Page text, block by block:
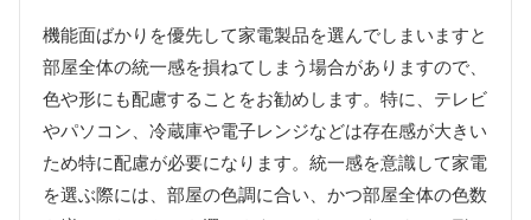
機能面ばかりを優先して家電製品を選んでしまいますと
部屋全体の統一感を損ねてしまう場合がありますので、
色や形にも配慮することをお勧めします。特に、テレビ
やパソコン、冷蔵庫や電子レンジなどは存在感が大きい
ため特に配慮が必要になります。統一感を意識して家電
を選ぶ際には、部屋の色調に合い、かつ部屋全体の色数